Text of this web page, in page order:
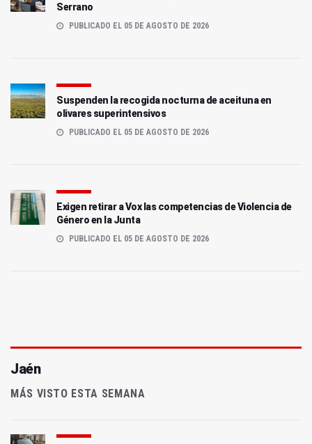
Serrano
PUBLICADO EL 05 DE AGOSTO DE 2026
Suspenden la recogida nocturna de aceituna en
olivares superintensivos
PUBLICADO EL 05 DE AGOSTO DE 2026
Exigen retirar a Vox las competencias de Violencia de
Género en la Junta
PUBLICADO EL 05 DE AGOSTO DE 2026
Jaén
MÁS VISTO ESTA SEMANA